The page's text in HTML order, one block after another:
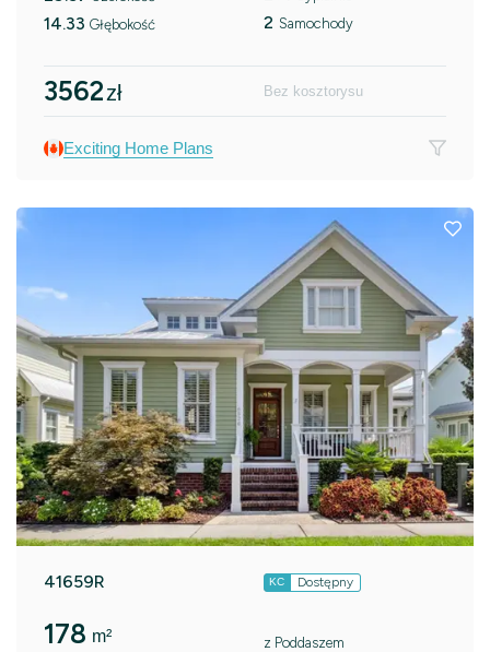
14.33 Głębokość 2 Samochody
3562zł Bez kosztorysu
Exciting Home Plans
41659R KC Dostępny
178 m² z Poddaszem